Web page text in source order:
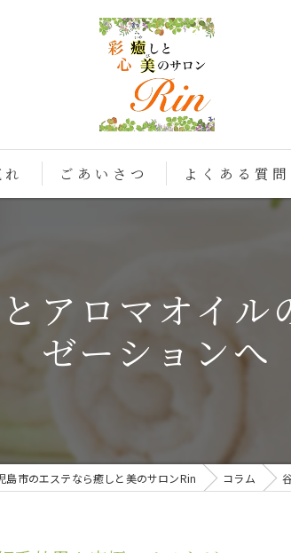
ごあいさつ よくある質問
アロマオイ
ゼーションへ
島市のエステなら癒しと美のサロンRin コラム